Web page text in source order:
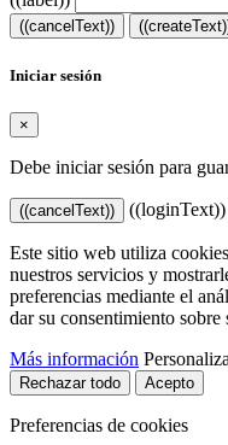
((cancelText))
Iniciar sesión
×
Debe iniciar sesión para
((cancelText)) ((loginText))
Este sitio web utiliza
nuestros servicios y
preferencias mediante el
dar su consentimiento
Más información
Rechazar todo Acepto
Preferencias de cookies